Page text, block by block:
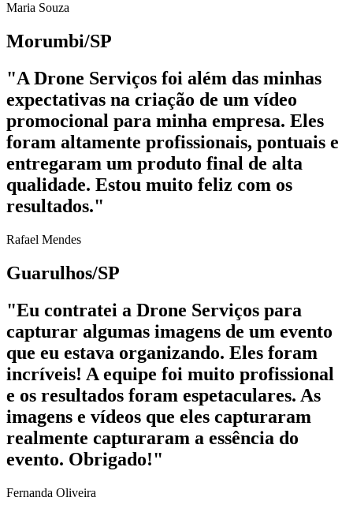
Maria Souza
Morumbi/SP
"A Drone Serviços foi além das minhas
expectativas na criação de um vídeo
promocional para minha empresa. Eles
foram altamente profissionais, pontuais e
entregaram um produto final de alta
qualidade. Estou muito feliz com os
resultados."
Rafael Mendes
Guarulhos/SP
"Eu contratei a Drone Serviços para
capturar algumas imagens de um evento
que eu estava organizando. Eles foram
incríveis! A equipe foi muito profissional
e os resultados foram espetaculares. As
imagens e vídeos que eles capturaram
realmente capturaram a essência do
evento. Obrigado!"
Fernanda Oliveira